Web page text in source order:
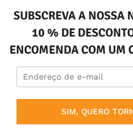
SUBSCREVA A NOSSA
10 % DE
ENCOMENDA COM UM
SIM, QUERO